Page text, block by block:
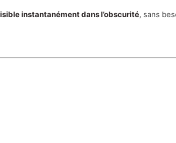
instantanément dans l’obscurité, sans